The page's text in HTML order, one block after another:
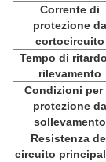
Corrente di
protezione da
cortocircuito
Tempo di
rilevamento
Condizioni per
protezione da
sollevamento
Resistenza
circuito